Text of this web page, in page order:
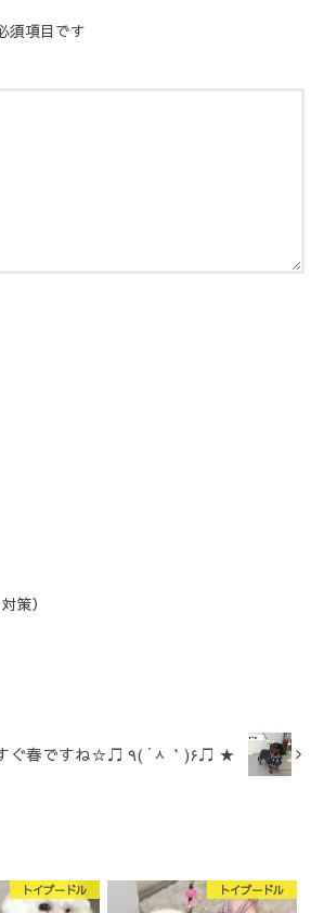
須項目です
策）
もうすぐ春ですね☆♫ ٩( ´ᆺ｀)۶♫ ★
トイプードル トイプードル